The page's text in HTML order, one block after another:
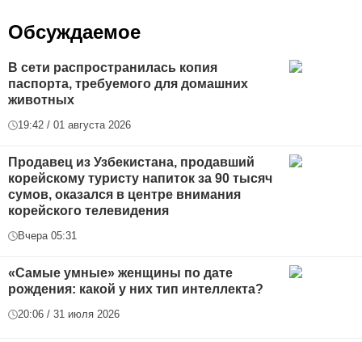
Обсуждаемое
В сети распространилась копия
паспорта, требуемого для домашних
животных
19:42 / 01 августа 2026
Продавец из Узбекистана, продавший
корейскому туристу напиток за 90 тысяч
сумов, оказался в центре внимания
корейского телевидения
Вчера 05:31
«Самые умные» женщины по дате
рождения: какой у них тип интеллекта?
20:06 / 31 июля 2026